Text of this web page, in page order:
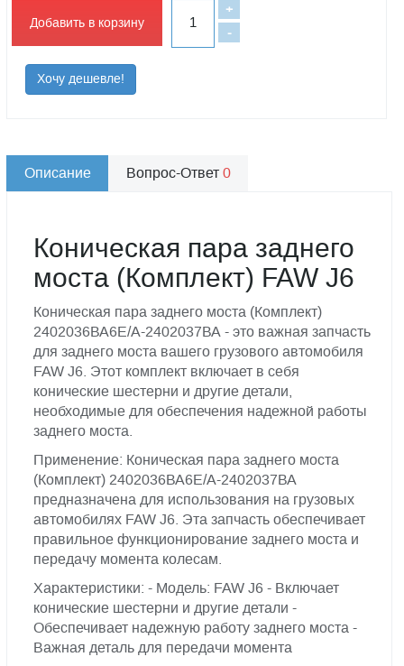
Добавить в корзину
-
+
Хочу дешевле!
Описание Вопрос-Ответ0
Коническая пара заднего
моста (Комплект) FAW J6
Коническая пара заднего моста (Комплект)
2402036ВА6Е/А-2402037ВА - это важная запчасть
для заднего моста вашего грузового автомобиля
FAW J6. Этот комплект включает в себя
конические шестерни и другие детали,
необходимые для обеспечения надежной работы
заднего моста.
Применение: Коническая пара заднего моста
(Комплект) 2402036ВА6Е/А-2402037ВА
предназначена для использования на грузовых
автомобилях FAW J6. Эта запчасть обеспечивает
правильное функционирование заднего моста и
передачу момента колесам.
Характеристики: - Модель: FAW J6 - Включает
конические шестерни и другие детали -
Обеспечивает надежную работу заднего моста -
Важная деталь для передачи момента